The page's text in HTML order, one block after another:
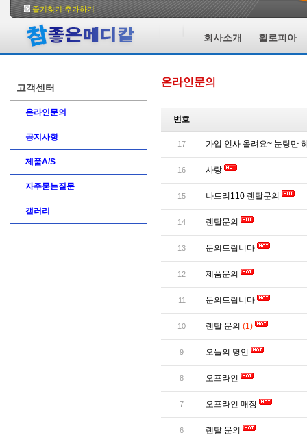
즐겨찾기 추가하기
회사소개 휠로피아
고객센터
온라인문의
공지사항
제품A/S
자주묻는질문
갤러리
온라인문의
번호
17 가입 인사 올려요~ 눈팅만
16 사랑
15 나드리110 렌탈문의
14 렌탈문의
13 문의드립니다
12 제품문의
11 문의드립니다
10 렌탈 문의 (1)
9 오늘의 명언
8 오프라인
7 오프라인 매장
6 렌탈 문의